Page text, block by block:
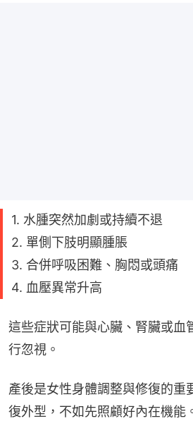
1. 水腫突然加劇或持續不退
2. 單側下肢明顯腫脹
3. 合併呼吸困難、胸悶或頭痛
4. 血壓異常升高
這些症狀可能與心臟、腎臟或血
行忽視。
產後是女性身體調整與修復的重
復外型，不如先照顧好內在機能